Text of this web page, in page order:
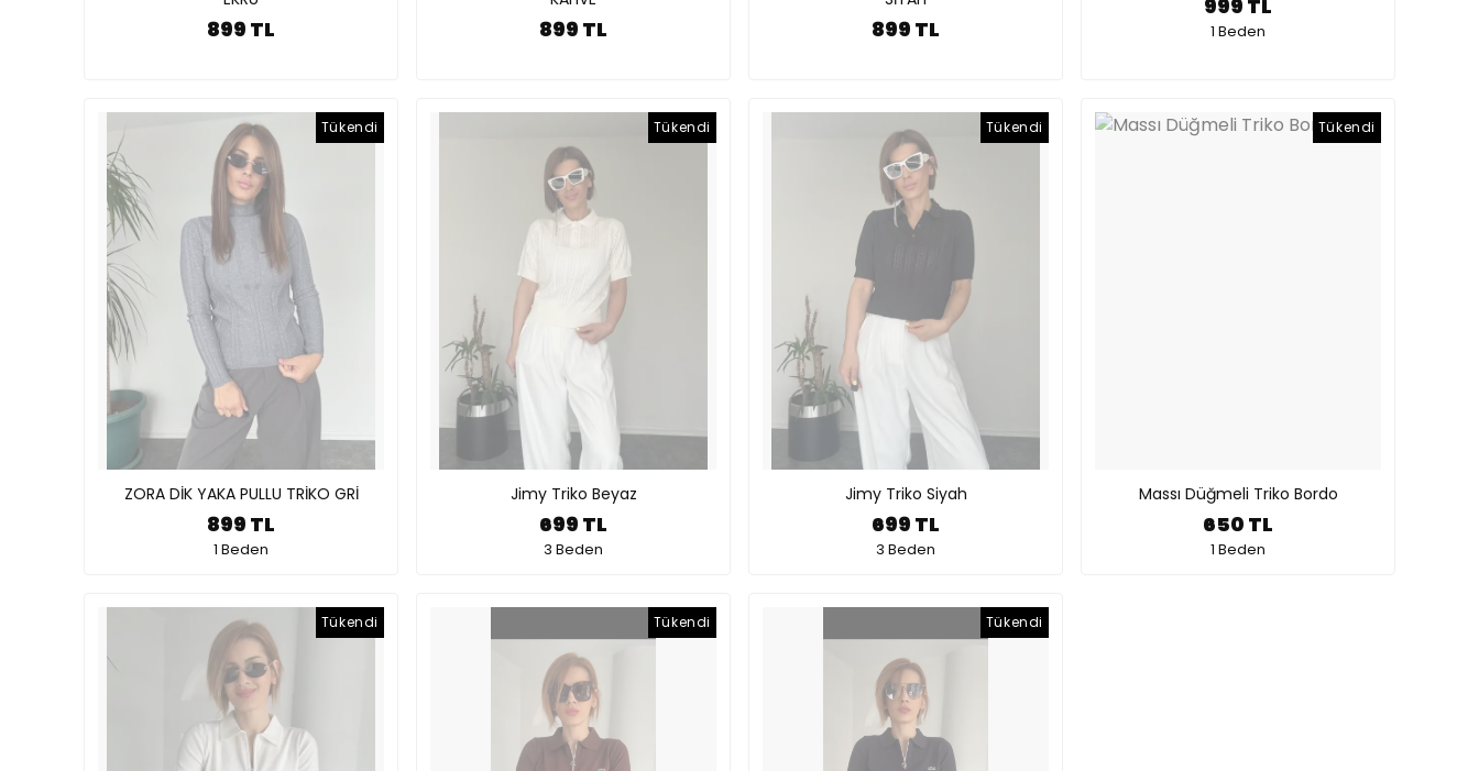
899 TL 899 TL 899 TL
999 TL
1 Beden
Tükendi
ZORA DİK YAKA PULLU TRİKO GRİ
899 TL
1 Beden
Tükendi
Jimy Triko Beyaz
699 TL
3 Beden
Tükendi
Jimy Triko Siyah
699 TL
3 Beden
Tükendi
Massı Düğmeli Triko Bordo
650 TL
1 Beden
Tükendi Tükendi Tükendi